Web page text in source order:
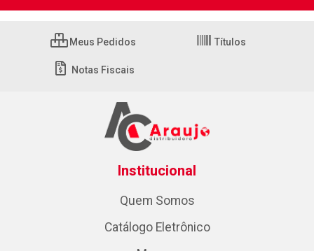
Meus Pedidos Títulos
Notas Fiscais
Institucional
Quem Somos
Catálogo Eletrônico